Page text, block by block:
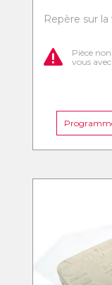
Repère sur la
Pièce
vous